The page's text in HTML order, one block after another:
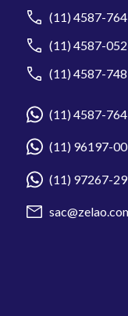
(11) 4587-
(11) 4587-
(11) 4587-
(11) 4587-
(11) 96197-
(11) 97267-